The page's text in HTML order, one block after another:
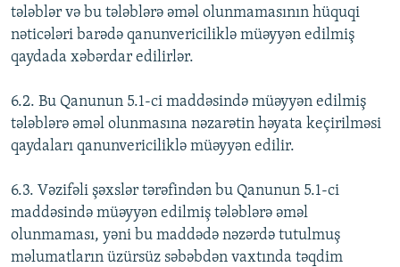
tələblər və bu tələblərə əməl olunmamasının hüquqi
nəticələri barədə qanunvericiliklə müəyyən edilmiş
qaydada xəbərdar edilirlər.
6.2. Bu Qanunun 5.1-ci maddəsində müəyyən edilmiş
tələblərə əməl olunmasına nəzarətin həyata keçirilməsi
qaydaları qanunvericiliklə müəyyən edilir.
6.3. Vəzifəli şəxslər tərəfindən bu Qanunun 5.1-ci
maddəsində müəyyən edilmiş tələblərə əməl
olunmaması, yəni bu maddədə nəzərdə tutulmuş
məlumatların üzürsüz səbəbdən vaxtında təqdim